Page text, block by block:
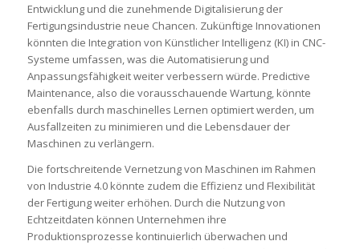
Entwicklung und die zunehmende Digitalisierung der
Fertigungsindustrie neue Chancen. Zukünftige Innovationen
könnten die Integration von Künstlicher Intelligenz (KI) in CNC-
Systeme umfassen, was die Automatisierung und
Anpassungsfähigkeit weiter verbessern würde. Predictive
Maintenance, also die vorausschauende Wartung, könnte
ebenfalls durch maschinelles Lernen optimiert werden, um
Ausfallzeiten zu minimieren und die Lebensdauer der
Maschinen zu verlängern.
Die fortschreitende Vernetzung von Maschinen im Rahmen
von Industrie 4.0 könnte zudem die Effizienz und Flexibilität
der Fertigung weiter erhöhen. Durch die Nutzung von
Echtzeitdaten können Unternehmen ihre
Produktionsprozesse kontinuierlich überwachen und